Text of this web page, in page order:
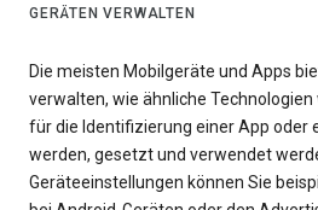
GERÄTEN VERWALTEN
Die meisten Mobilgeräte und Apps
verwalten, wie ähnliche Technologien
für die Identifizierung einer App oder
werden, gesetzt und verwendet
Geräteeinstellungen können Sie